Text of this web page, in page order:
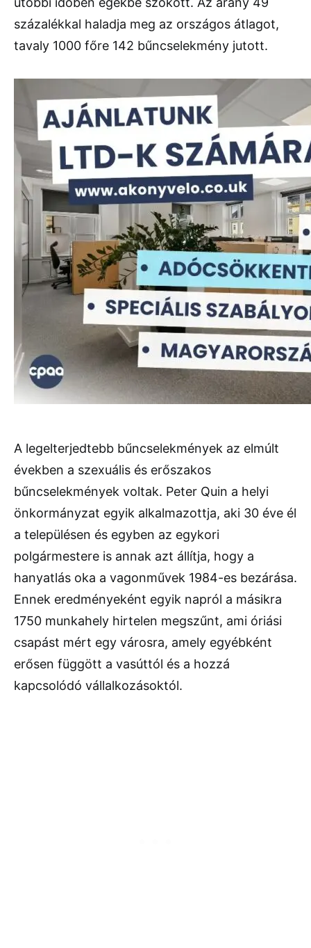
százalékkal haladja meg az országos átlagot,
tavaly 1000 főre 142 bűncselekmény jutott.
A legelterjedtebb bűncselekmények az elmúlt
években a szexuális és erőszakos
bűncselekmények voltak. Peter Quin a helyi
önkormányzat egyik alkalmazottja, aki 30 éve él
a településen és egyben az egykori
polgármestere is annak azt állítja, hogy a
hanyatlás oka a vagonművek 1984-es bezárása.
Ennek eredményeként egyik napról a másikra
1750 munkahely hirtelen megszűnt, ami óriási
csapást mért egy városra, amely egyébként
erősen függött a vasúttól és a hozzá
kapcsolódó vállalkozásoktól.